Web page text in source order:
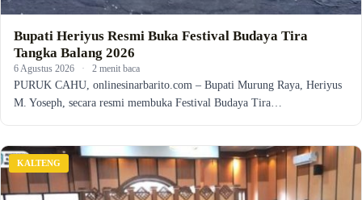
Bupati Heriyus Resmi Buka Festival Budaya Tira
Tangka Balang 2026
6 Agustus 2026 · 2 menit baca
PURUK CAHU, onlinesinarbarito.com – Bupati Murung Raya, Heriyus
M. Yoseph, secara resmi membuka Festival Budaya Tira…
KALTENG